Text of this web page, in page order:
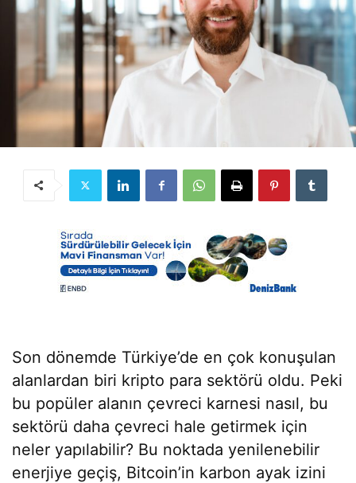
Son dönemde Türkiye’de en çok konuşulan
alanlardan biri kripto para sektörü oldu. Peki
bu popüler alanın çevreci karnesi nasıl, bu
sektörü daha çevreci hale getirmek için
neler yapılabilir? Bu noktada yenilenebilir
enerjiye geçiş, Bitcoin’in karbon ayak izini